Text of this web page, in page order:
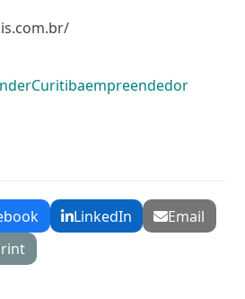
Curitibaempreendedor
LinkedIn
Email